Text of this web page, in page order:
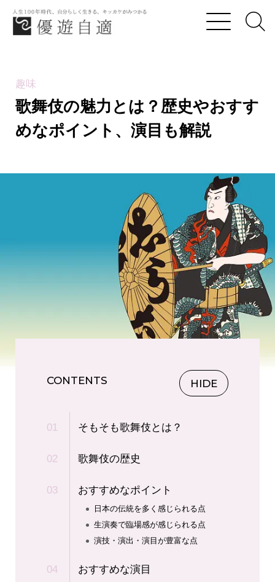
趣味
歌舞伎の魅力とは？歴史やおすす
めなポイント、演目も解説
CONTENTS HIDE
そもそも歌舞伎とは？
歌舞伎の歴史
おすすめなポイント
日本の伝統を多く感じられる点
生演奏で臨場感が感じられる点
演技・演出・演目が豊富な点
おすすめな演目